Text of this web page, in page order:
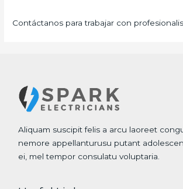
Contáctanos para trabajar con
Aliquam suscipit felis a arcu laoreet
nemore appellanturusu putant
ei, mel tempor consulatu voluptaria.